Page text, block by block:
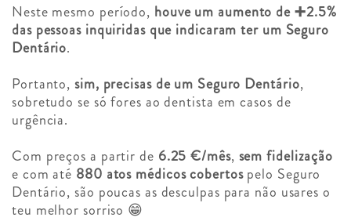
Neste mesmo período, houve um aumento de ➕2.5%
das pessoas inquiridas que indicaram ter um Seguro
Dentário.
Portanto, sim, precisas de um Seguro Dentário,
sobretudo se só fores ao dentista em casos de
urgência.
Com preços a partir de 6.25 €/mês, sem fidelização
e com até 880 atos médicos cobertospelo Seguro
Dentário, são poucas as desculpas para não usares o
teu melhor sorriso 😁